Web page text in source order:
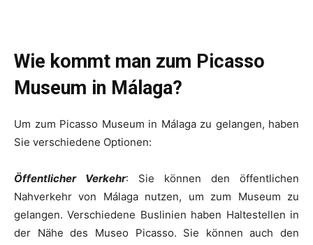
Wie kommt man zum Picasso
Museum in Málaga?
Um zum Picasso Museum in Málaga zu gelangen, haben
Sie verschiedene Optionen:
Öffentlicher Verkehr: Sie können den öffentlichen
Nahverkehr von Málaga nutzen, um zum Museum zu
gelangen. Verschiedene Buslinien haben Haltestellen in
der Nähe des Museo Picasso. Sie können auch den